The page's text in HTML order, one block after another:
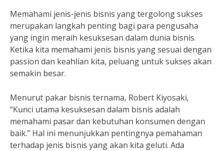
Memahami jenis-jenis bisnis yang tergolong sukses
merupakan langkah penting bagi para pengusaha
yang ingin meraih kesuksesan dalam dunia bisnis.
Ketika kita memahami jenis bisnis yang sesuai dengan
passion dan keahlian kita, peluang untuk sukses akan
semakin besar.
Menurut pakar bisnis ternama, Robert Kiyosaki,
“Kunci utama kesuksesan dalam bisnis adalah
memahami pasar dan kebutuhan konsumen dengan
baik.” Hal ini menunjukkan pentingnya pemahaman
terhadap jenis bisnis yang akan kita geluti. Ada